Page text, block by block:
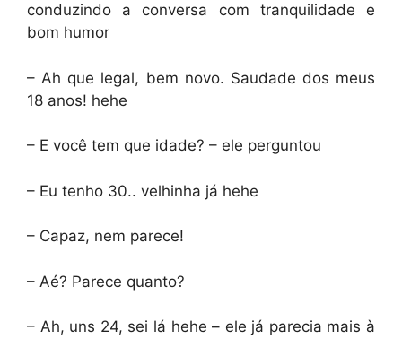
conduzindo a conversa com tranquilidade e
bom humor
– Ah que legal, bem novo. Saudade dos meus
18 anos! hehe
– E você tem que idade? – ele perguntou
– Eu tenho 30.. velhinha já hehe
– Capaz, nem parece!
– Aé? Parece quanto?
– Ah, uns 24, sei lá hehe – ele já parecia mais à